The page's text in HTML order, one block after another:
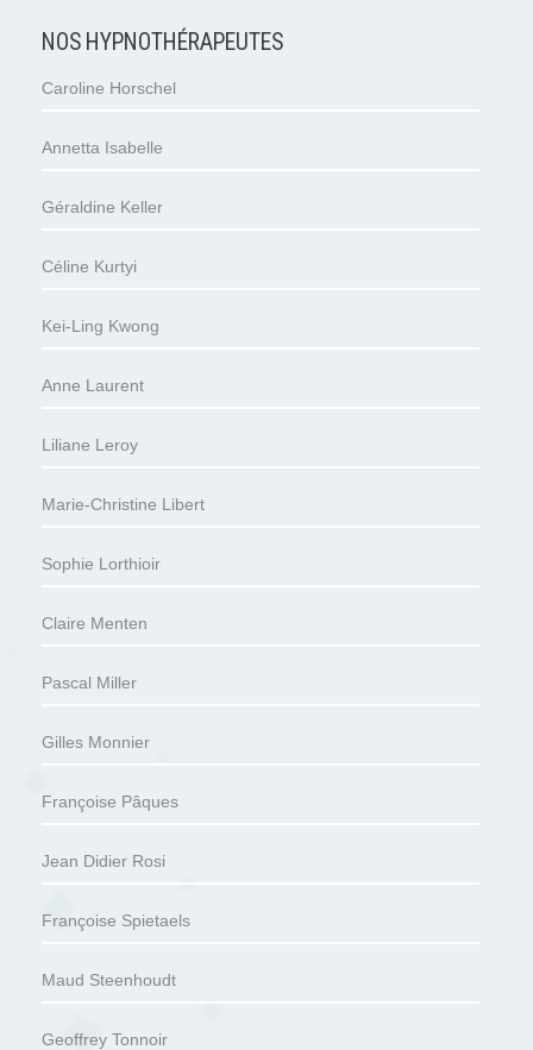
NOS HYPNOTHÉRAPEUTES
Caroline Horschel
Annetta Isabelle
Géraldine Keller
Céline Kurtyi
Kei-Ling Kwong
Anne Laurent
Liliane Leroy
Marie-Christine Libert
Sophie Lorthioir
Claire Menten
Pascal Miller
Gilles Monnier
Françoise Pâques
Jean Didier Rosi
Françoise Spietaels
Maud Steenhoudt
Geoffrey Tonnoir